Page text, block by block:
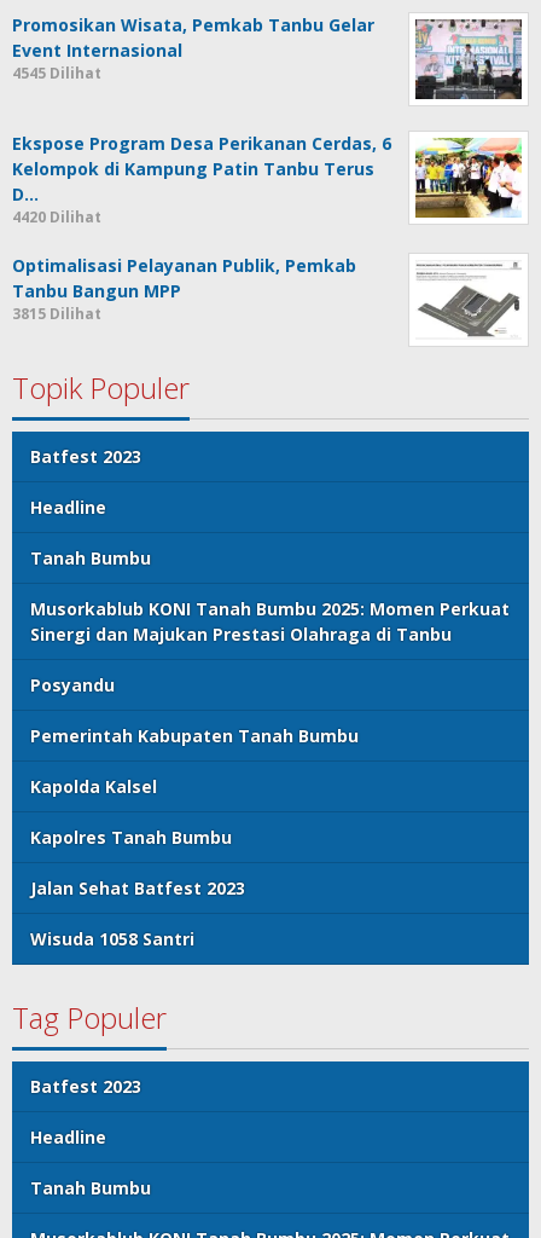
Promosikan Wisata, Pemkab Tanbu Gelar
Event Internasional
4545 Dilihat
Ekspose Program Desa Perikanan Cerdas, 6
Kelompok di Kampung Patin Tanbu Terus
D…
4420 Dilihat
Optimalisasi Pelayanan Publik, Pemkab
Tanbu Bangun MPP
3815 Dilihat
Topik Populer
Batfest 2023
Headline
Tanah Bumbu
Musorkablub KONI Tanah Bumbu 2025: Momen Perkuat
Sinergi dan Majukan Prestasi Olahraga di Tanbu
Posyandu
Pemerintah Kabupaten Tanah Bumbu
Kapolda Kalsel
Kapolres Tanah Bumbu
Jalan Sehat Batfest 2023
Wisuda 1058 Santri
Tag Populer
Batfest 2023
Headline
Tanah Bumbu